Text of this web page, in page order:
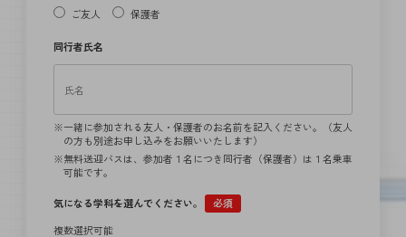
ご友人
保護者
同行者氏名
一緒に参加される友人・保護者のお名前を記入ください。（友人
の方も別途お申し込みをお願いいたします）
無料送迎バスは、参加者１名につき同行者（保護者）は１名乗車
可能です。
気になる学科を選んでください。
必須
複数選択可能